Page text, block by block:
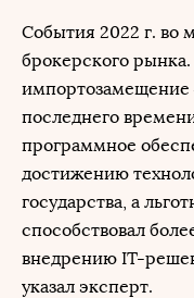
События 2022 г. во
брокерского
импортозамещение
последнего
программное
достижению
государства, а
способствовал
внедрению IT-
указал эксперт.